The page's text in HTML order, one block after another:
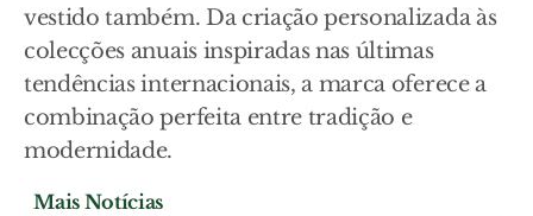
vestido também. Da criação personalizada às
colecções anuais inspiradas nas últimas
tendências internacionais, a marca oferece a
combinação perfeita entre tradição e
modernidade.
Mais Notícias